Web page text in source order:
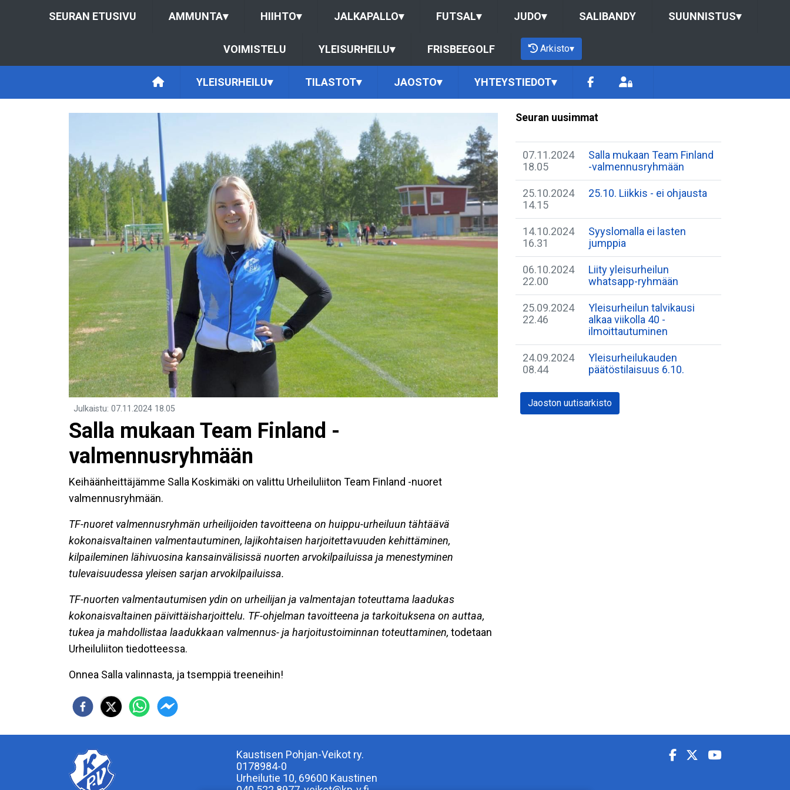
SEURAN ETUSIVU AMMUNTA▾ HIIHTO▾ JALKAPALLO▾ FUTSAL▾ JUDO▾ SALIBANDY SUUNNISTUS▾
VOIMISTELU YLEISURHEILU▾ FRISBEEGOLF Arkisto▾
YLEISURHEILU▾ TILASTOT▾ JAOSTO▾ YHTEYSTIEDOT▾
Julkaistu: 07.11.2024 18.05
Salla mukaan Team Finland -
valmennusryhmään
Keihäänheittäjämme Salla Koskimäki on valittu Urheiluliiton Team Finland -nuoret
valmennusryhmään.
TF-nuoret valmennusryhmän urheilijoiden tavoitteena on huippu-urheiluun tähtäävä
kokonaisvaltainen valmentautuminen, lajikohtaisen harjoitettavuuden kehittäminen,
kilpaileminen lähivuosina kansainvälisissä nuorten arvokilpailuissa ja menestyminen
tulevaisuudessa yleisen sarjan arvokilpailuissa.
TF-nuorten valmentautumisen ydin on urheilijan ja valmentajan toteuttama laadukas
kokonaisvaltainen päivittäisharjoittelu. TF-ohjelman tavoitteena ja tarkoituksena on auttaa,
tukea ja mahdollistaa laadukkaan valmennus- ja harjoitustoiminnan toteuttaminen, todetaan
Urheiluliiton tiedotteessa.
Onnea Salla valinnasta, ja tsemppiä treeneihin!
Seuran uusimmat
07.11.2024
18.05
Salla mukaan Team Finland
-valmennusryhmään
25.10.2024
14.15
25.10. Liikkis - ei ohjausta
14.10.2024
16.31
Syyslomalla ei lasten
jumppia
06.10.2024
22.00
Liity yleisurheilun
whatsapp-ryhmään
25.09.2024
22.46
Yleisurheilun talvikausi
alkaa viikolla 40 -
ilmoittautuminen
24.09.2024
08.44
Yleisurheilukauden
päätöstilaisuus 6.10.
Jaoston uutisarkisto
Kaustisen Pohjan-Veikot ry.
0178984-0
Urheilutie 10, 69600 Kaustinen